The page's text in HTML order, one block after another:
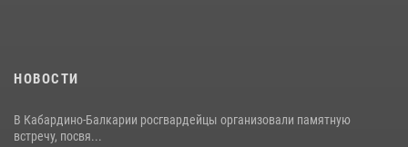
НОВОСТИ
В Кабардино-Балкарии росгвардейцы организовали памятную
встречу, посвя...